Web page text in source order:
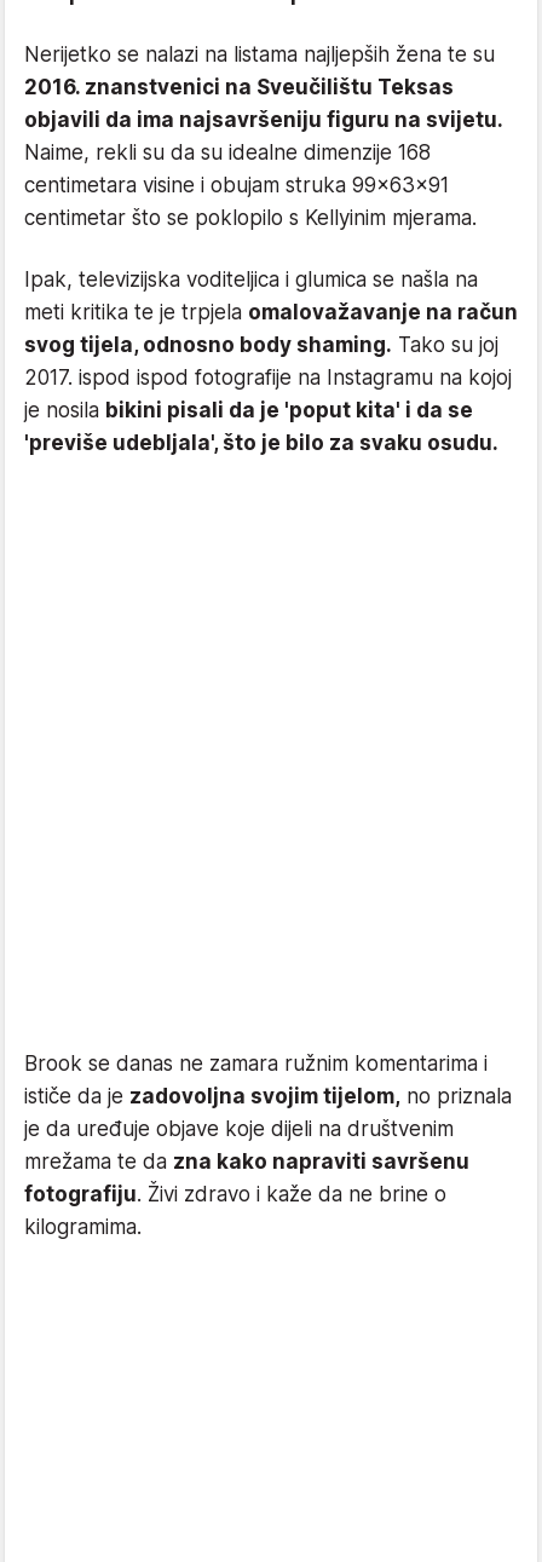
Nerijetko se nalazi na listama najljepših žena te su
2016. znanstvenici na Sveučilištu Teksas
objavili da ima najsavršeniju figuru na svijetu.
Naime, rekli su da su idealne dimenzije 168
centimetara visine i obujam struka 99x63x91
centimetar što se poklopilo s Kellyinim mjerama.
Ipak, televizijska voditeljica i glumica se našla na
meti kritika te je trpjela omalovažavanje na račun
svog tijela, odnosno body shaming. Tako su joj
2017. ispod ispod fotografije na Instagramu na kojoj
je nosila bikini pisali da je 'poput kita' i da se
'previše udebljala', što je bilo za svaku osudu.
Brook se danas ne zamara ružnim komentarima i
ističe da je zadovoljna svojim tijelom, no priznala
je da uređuje objave koje dijeli na društvenim
mrežama te da zna kako napraviti savršenu
fotografiju. Živi zdravo i kaže da ne brine o
kilogramima.